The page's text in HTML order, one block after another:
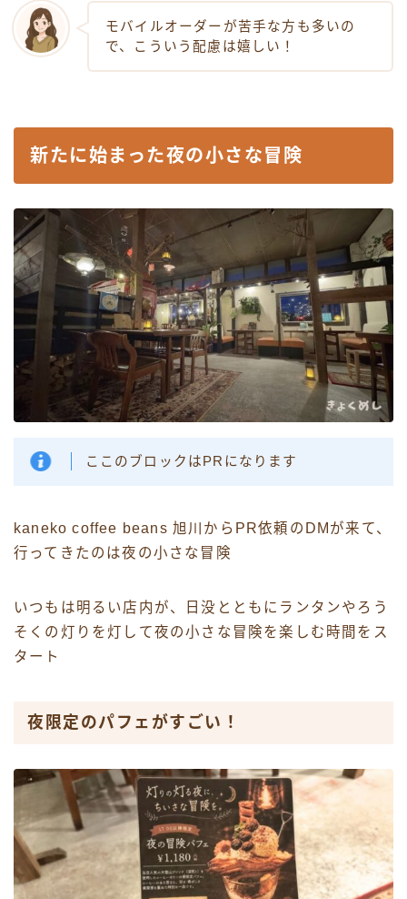
モバイルオーダーが苦手な方も多いの
で、こういう配慮は嬉しい！
新たに始まった夜の小さな冒険
ここのブロックはPRになります
kaneko coffee beans 旭川からPR依頼のDMが来て、
行ってきたのは夜の小さな冒険
いつもは明るい店内が、日没とともにランタンやろう
そくの灯りを灯して夜の小さな冒険を楽しむ時間をス
タート
夜限定のパフェがすごい！